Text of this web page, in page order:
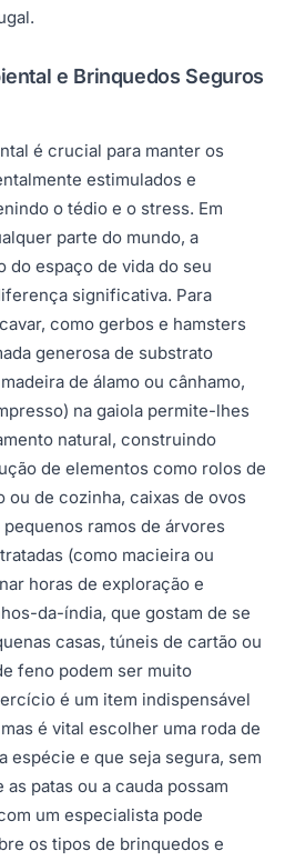
e Brinquedos Seguros
é crucial para manter os
estimulados e
o tédio e o stress. Em
parte do mundo, a
do espaço de vida do seu
significativa. Para
como gerbos e hamsters
generosa de substrato
de álamo ou cânhamo,
na gaiola permite-lhes
natural, construindo
de elementos como rolos de
ou de cozinha, caixas de ovos
ramos de árvores
(como macieira ou
horas de exploração e
da-índia, que gostam de se
casas, túneis de cartão ou
feno podem ser muito
é um item indispensável
é vital escolher uma roda de
espécie e que seja segura, sem
patas ou a cauda possam
um especialista pode
os tipos de brinquedos e